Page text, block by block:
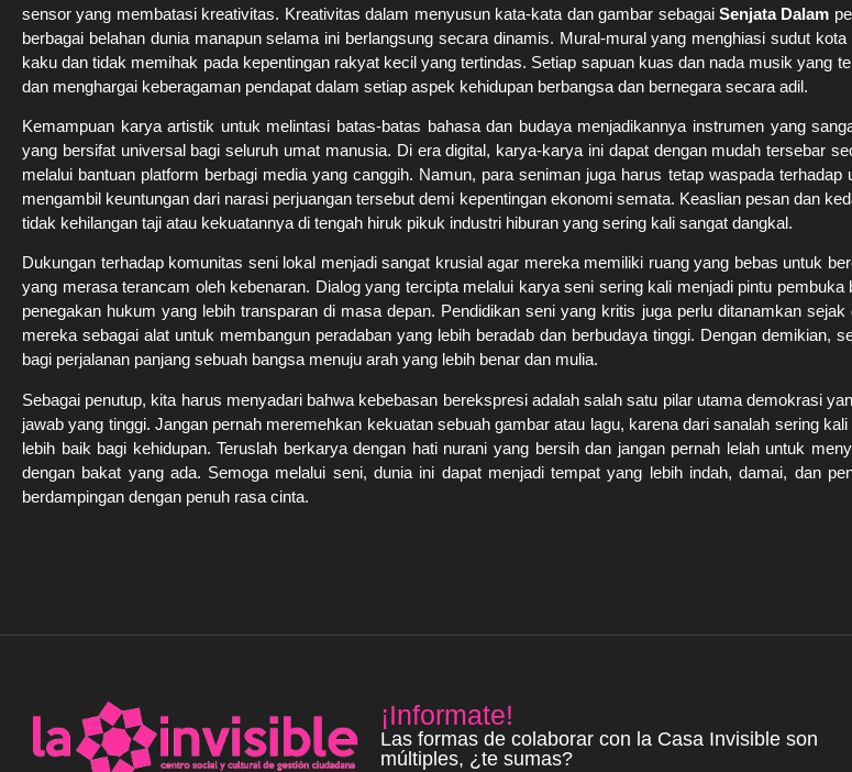
sensor yang membatasi kreativitas. Kreativitas dalam menyusun kata-kata dan gambar sebagai Senjata Dalam
berbagai belahan dunia manapun selama ini berlangsung secara dinamis. Mural-mural yang menghiasi sudut
kaku dan tidak memihak pada kepentingan rakyat kecil yang tertindas. Setiap sapuan kuas dan nada musik yang
dan menghargai keberagaman pendapat dalam setiap aspek kehidupan berbangsa dan bernegara secara adil.
Kemampuan karya artistik untuk melintasi batas-batas bahasa dan budaya menjadikannya instrumen yang
yang bersifat universal bagi seluruh umat manusia. Di era digital, karya-karya ini dapat dengan mudah tersebar
melalui bantuan platform berbagi media yang canggih. Namun, para seniman juga harus tetap waspada
mengambil keuntungan dari narasi perjuangan tersebut demi kepentingan ekonomi semata. Keaslian pesan dan
tidak kehilangan taji atau kekuatannya di tengah hiruk pikuk industri hiburan yang sering kali sangat dangkal.
Dukungan terhadap komunitas seni lokal menjadi sangat krusial agar mereka memiliki ruang yang bebas untuk
yang merasa terancam oleh kebenaran. Dialog yang tercipta melalui karya seni sering kali menjadi pintu
penegakan hukum yang lebih transparan di masa depan. Pendidikan seni yang kritis juga perlu ditanamkan
mereka sebagai alat untuk membangun peradaban yang lebih beradab dan berbudaya tinggi. Dengan
bagi perjalanan panjang sebuah bangsa menuju arah yang lebih benar dan mulia.
Sebagai penutup, kita harus menyadari bahwa kebebasan berekspresi adalah salah satu pilar utama demokrasi
jawab yang tinggi. Jangan pernah meremehkan kekuatan sebuah gambar atau lagu, karena dari sanalah sering
lebih baik bagi kehidupan. Teruslah berkarya dengan hati nurani yang bersih dan jangan pernah lelah untuk
dengan bakat yang ada. Semoga melalui seni, dunia ini dapat menjadi tempat yang lebih indah, damai, dan
berdampingan dengan penuh rasa cinta.
¡Informate!
Las formas de colaborar con la Casa Invisible son
múltiples, ¿te sumas?